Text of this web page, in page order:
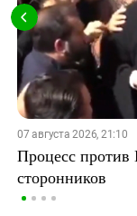
07 августа 2026, 21:10
Процесс против
сторонников